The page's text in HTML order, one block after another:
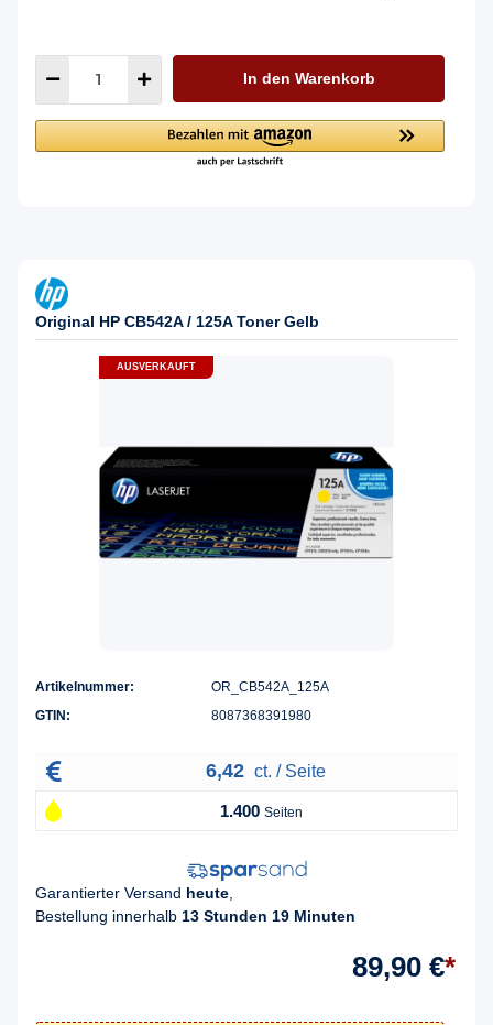
In den Warenkorb
Original HP CB542A / 125A Toner Gelb
AUSVERKAUFT
Artikelnummer:
OR_CB542A_125A
GTIN:
8087368391980
6,42 ct. / Seite
1.400 Seiten
Garantierter Versand heute
Bestellung innerhalb 13 Stunden 19 Minuten
89,90 €*